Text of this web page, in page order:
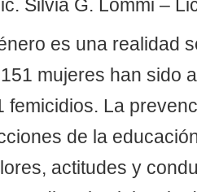
Silvia G. Lommi –
es una realidad
mujeres han sido
femicidios. La
de la
actitudes y